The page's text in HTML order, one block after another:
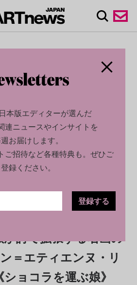
2026.03.03
詩で拡張する名画の
＝エティエンヌ・リ
ョコラを運ぶ娘》
本版エディターが選んだ
連ニュースやインサイトを
お届けします。
ご招待など各種特典も。ぜひご
登録ください。
登録する